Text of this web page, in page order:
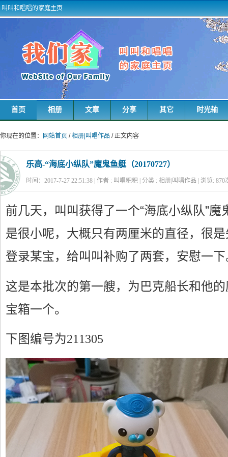
叫叫和唱唱的家庭主页
首页 相册 文章 分享 其它 时光轴
你现在的位置： 网站首页 /相册|叫唱作品 / 正文内容
乐高-“海底小纵队”魔鬼鱼艇（20170727）
时间：2017-7-27 22:51:38 | 作者 : 叫唱粑粑 | 分类 : 相册|叫唱作品 | 浏览: 870
前几天，叫叫获得了一个“海底小纵队”
是很小呢，大概只有两厘米的直径，很
登录某宝，给叫叫补购了两套，安慰一
这是本批次的第一艘，为巴克船长和他
宝箱一个。
下图编号为211305